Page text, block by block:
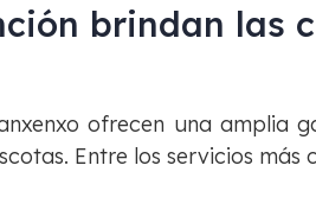
brindan las
ofrecen una amplia
Entre los servicios más